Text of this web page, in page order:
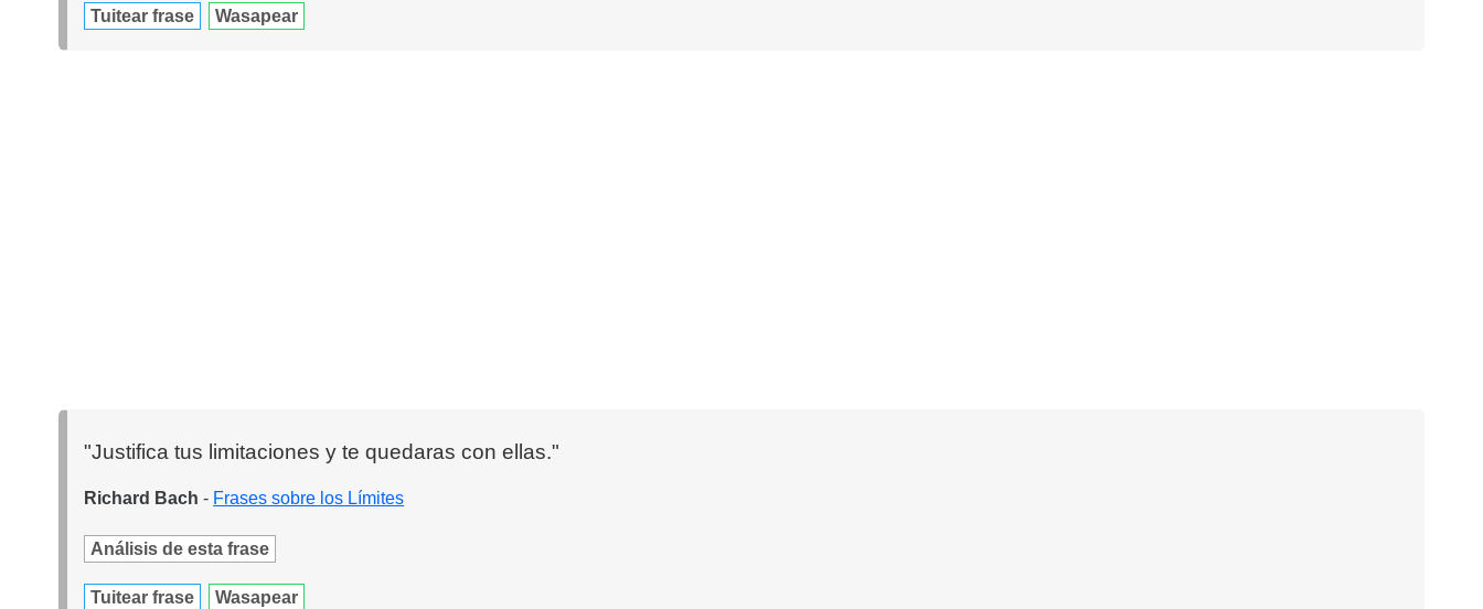
Tuitear frase Wasapear
"Justifica tus limitaciones y te quedaras con ellas."
Richard Bach - Frases sobre los Límites
Análisis de esta frase
Tuitear frase Wasapear